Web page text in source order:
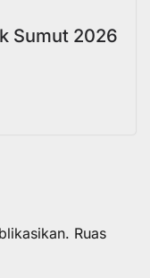
Sumut 2026
Ruas